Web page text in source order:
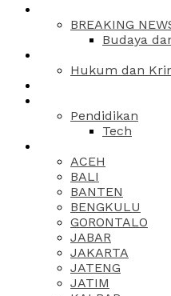
BREAKING
Budaya
Hukum dan
Pendidikan
Tech
ACEH
BALI
BANTEN
BENGKULU
GORONTALO
JABAR
JAKARTA
JATENG
JATIM